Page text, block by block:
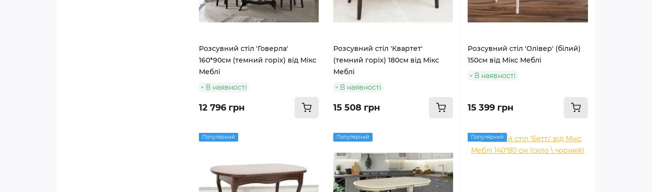
Розсувний стіл 'Говерла'
160*90см (темний горіх) від Мікс
Меблі
В наявності
12 796 грн
Розсувний стіл 'Квартет'
(темний горіх) 180см від Мікс
Меблі
В наявності
15 508 грн
Розсувний стіл 'Олівер' (білий)
150см від Мікс Меблі
В наявності
15 399 грн
Популярний Популярний Популярний